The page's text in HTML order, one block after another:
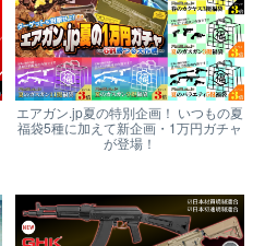
エアガン.jp夏の特別企画！ いつもの夏
福袋5種に加えて新企画・1万円ガチャ
が登場！